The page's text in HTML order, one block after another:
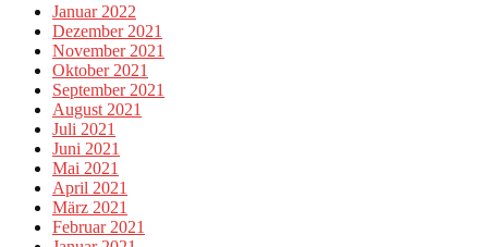
Januar 2022
Dezember 2021
November 2021
Oktober 2021
September 2021
August 2021
Juli 2021
Juni 2021
Mai 2021
April 2021
März 2021
Februar 2021